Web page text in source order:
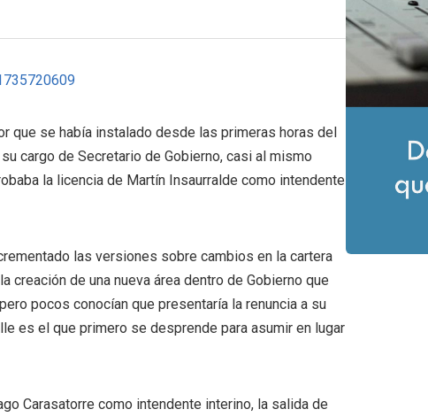
que se había instalado desde las primeras horas del
cargo de Secretario de Gobierno, casi al mismo
la licencia de Martín Insaurralde como intendente
las versiones sobre cambios en la cartera
creación de una nueva área dentro de Gobierno que
pocos conocían que presentaría la renuncia a su
es el que primero se desprende para asumir en lugar
Carasatorre como intendente interino, la salida de